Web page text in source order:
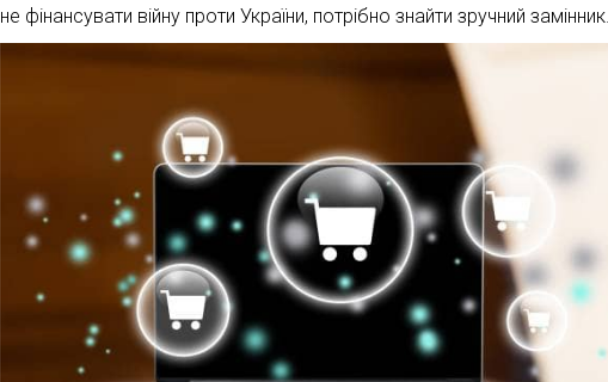
не фінансувати війну проти України, потрібно знайти зручний замінник.